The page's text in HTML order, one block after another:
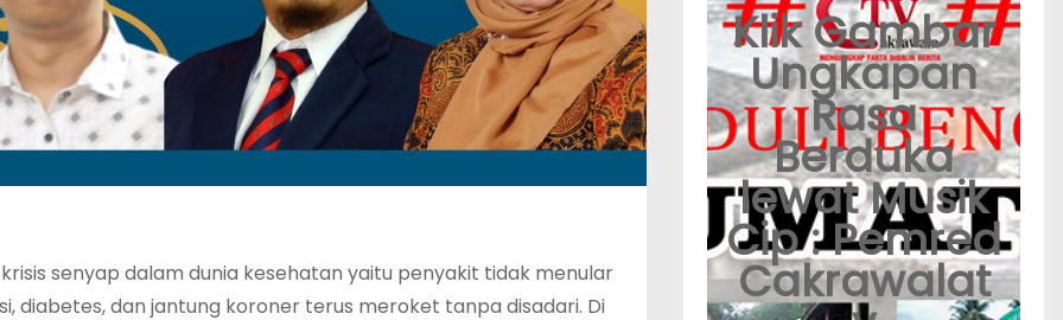
senyap dalam dunia kesehatan yaitu penyakit tidak menular
diabetes, dan jantung koroner terus meroket tanpa disadari. Di
Klik Gambar
Ungkapan
Rasa
Berduka
lewat Musik
Cip : Pemred
Cakrawalat